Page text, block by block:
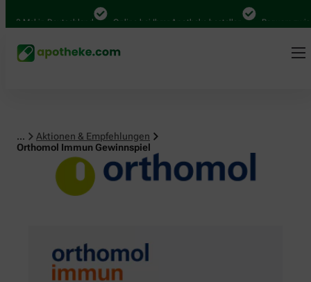
in Deutschland Online bei Ihrer Apotheke bestellen Bequem
...
Aktionen & Empfehlungen
Orthomol Immun Gewinnspiel